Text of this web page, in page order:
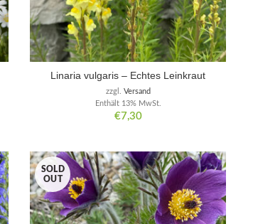
Linaria vulgaris – Echtes Leinkraut
€7,30
Enthält 13% MwSt.
zzgl. Versand
SOLD
OUT